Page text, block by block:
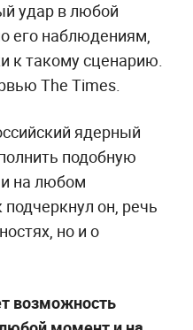
удар в любой
его наблюдениям,
к такому сценарию.
The Times.
ядерный
подобную
на любом
он, речь
но и о
возможность